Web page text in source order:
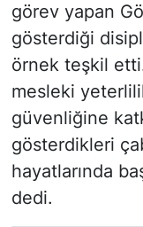
görev yapan
gösterdiği
örnek teşkil
mesleki
güvenliğine
gösterdikleri
hayatlarında
dedi.